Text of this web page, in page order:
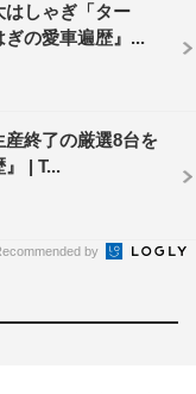
取った大胆な作戦
との忘れられない
中尾が30年の時を
』
はしゃぎ「ター
の愛車遍歴』...
終了の厳選8台を
| T...
by